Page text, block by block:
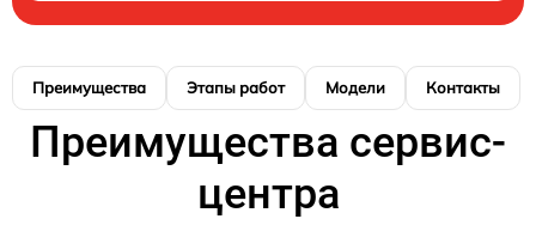
Преимущества Этапы работ Модели Контакты
Преимущества сервис-
центра